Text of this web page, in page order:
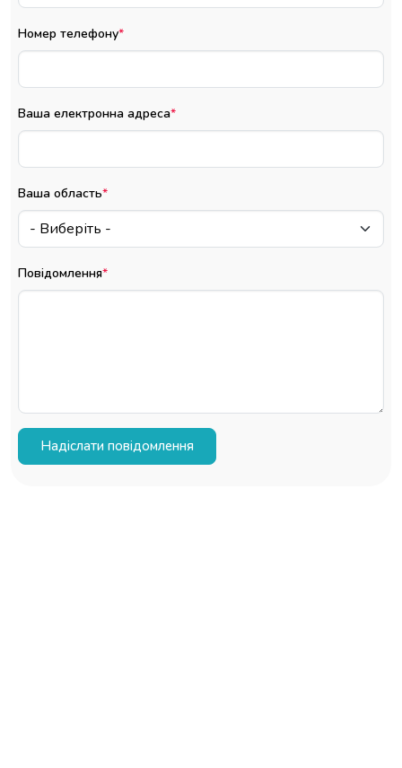
Номер телефону
Ваша електронна адреса
Ваша область
Повідомлення